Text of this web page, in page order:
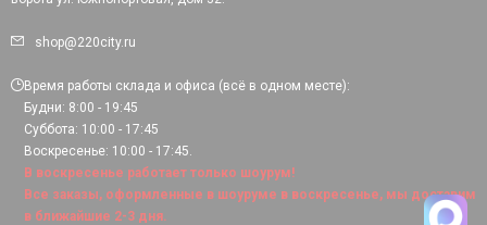
shop@220city.ru
Время работы склада и офиса (всё в одном месте):
Будни: 8:00 - 19:45
Суббота: 10:00 - 17:45
Воскресенье: 10:00 - 17:45.
В воскресенье работает только шоурум!
Все заказы, оформленные в шоуруме в воскресенье, мы доставим
в ближайшие 2-3 дня.